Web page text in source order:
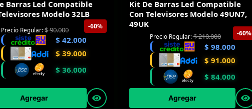
Barras Led Compatible
Modelo 32LB
-60%
Precio Regular:$90.000
$ 42.000
$ 39.000
$ 36.000
Agregar
Kit De Barras Led Compatible
Con Televisores Modelo 49UN7,
49UK
-60%
Precio Regular:$210.000
$ 98.000
$ 91.000
$ 84.000
Agregar